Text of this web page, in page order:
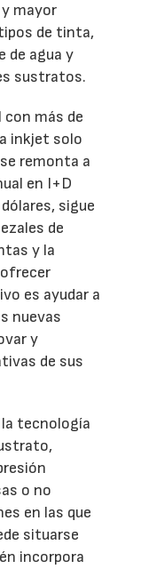
mayor
de tinta,
de agua y
sustratos.
más de
inkjet solo
remonta a
en I+D
sigue
de
y la
es ayudar a
nuevas
y
de sus
tecnología
o no
en las que
situarse
incorpora